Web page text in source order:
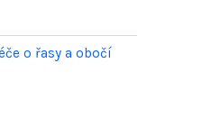
o řasy a obočí